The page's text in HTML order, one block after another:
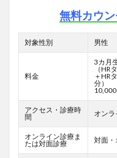
無料カウ
対象性別 男性
料金
3カ月
（HR
＋HR
分）
アクセス・診療時
間
オン
オンライン診療ま
たは対面診療
対面・